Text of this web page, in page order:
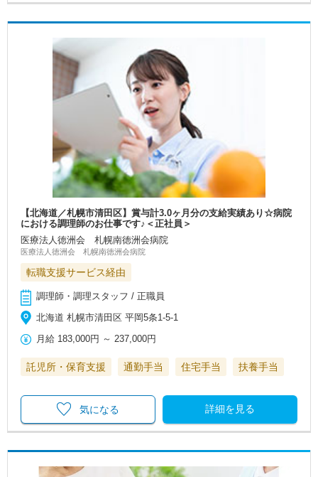
【北海道／札幌市清田区】賞与計3.0ヶ月分の支給実績あり☆病院
における調理師のお仕事です♪＜正社員＞
医療法人徳洲会 札幌南徳洲会病院
医療法人徳洲会 札幌南徳洲会病院
転職支援サービス経由
調理師・調理スタッフ / 正職員
北海道 札幌市清田区 平岡5条1-5-1
月給 183,000円 ～237,000円
託児所・保育支援 通勤手当 住宅手当 扶養手当
詳細を見る
気になる